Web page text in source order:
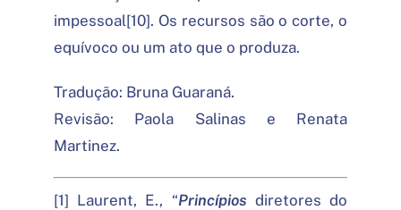
impessoal[10]. Os recursos são o corte, o
equívoco ou um ato que o produza.
Tradução: Bruna Guaraná.
Revisão: Paola Salinas e Renata
Martinez.
[1] Laurent, E., “Princípios diretores do